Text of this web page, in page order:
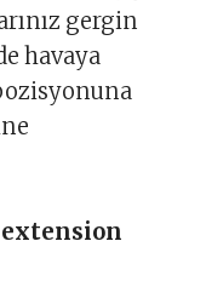
gergin
havaya